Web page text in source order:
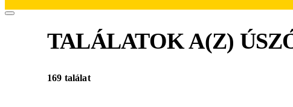
TALÁLATOK A(Z)
169 találat